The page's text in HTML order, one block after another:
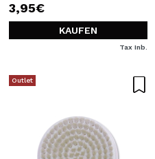
3,95€
KAUFEN
Tax Inb.
Outlet